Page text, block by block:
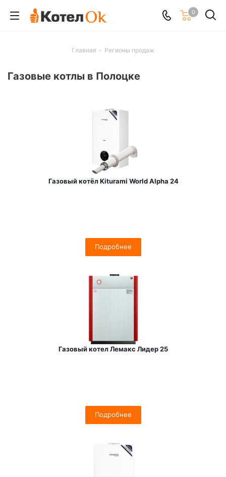
0
Главная - Регионы продаж
Газовые котлы в Полоцке
Газовый котёл Kiturami World Alpha 24
Подробнее
Газовый котел Лемакс Лидер 25
Подробнее